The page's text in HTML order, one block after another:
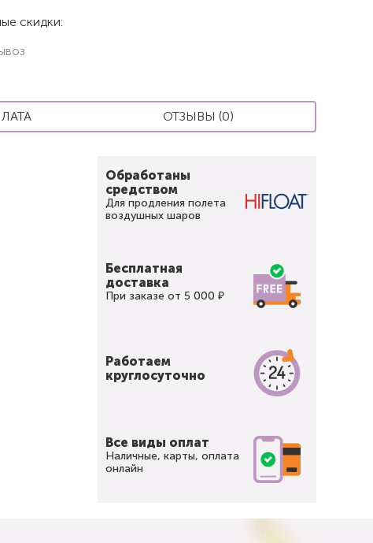
скидки:
ОТЗЫВЫ (0)
Обработаны
средством
Для продления полета
воздушных шаров
Бесплатная
доставка
При заказе от 5 000 ₽
Работаем
круглосуточно
Все виды оплат
Наличные, карты, оплата
онлайн